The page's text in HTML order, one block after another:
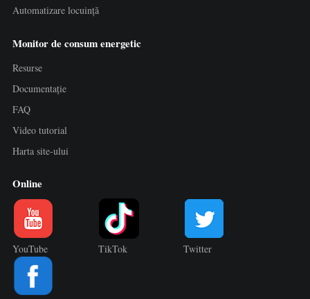
Automatizare locuință
Monitor de consum energetic
Resurse
Documentație
FAQ
Video tutorial
Harta site-ului
Online
YouTube TikTok Twitter